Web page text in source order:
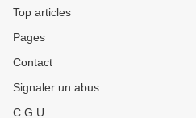
Top articles
Pages
Contact
Signaler un abus
C.G.U.